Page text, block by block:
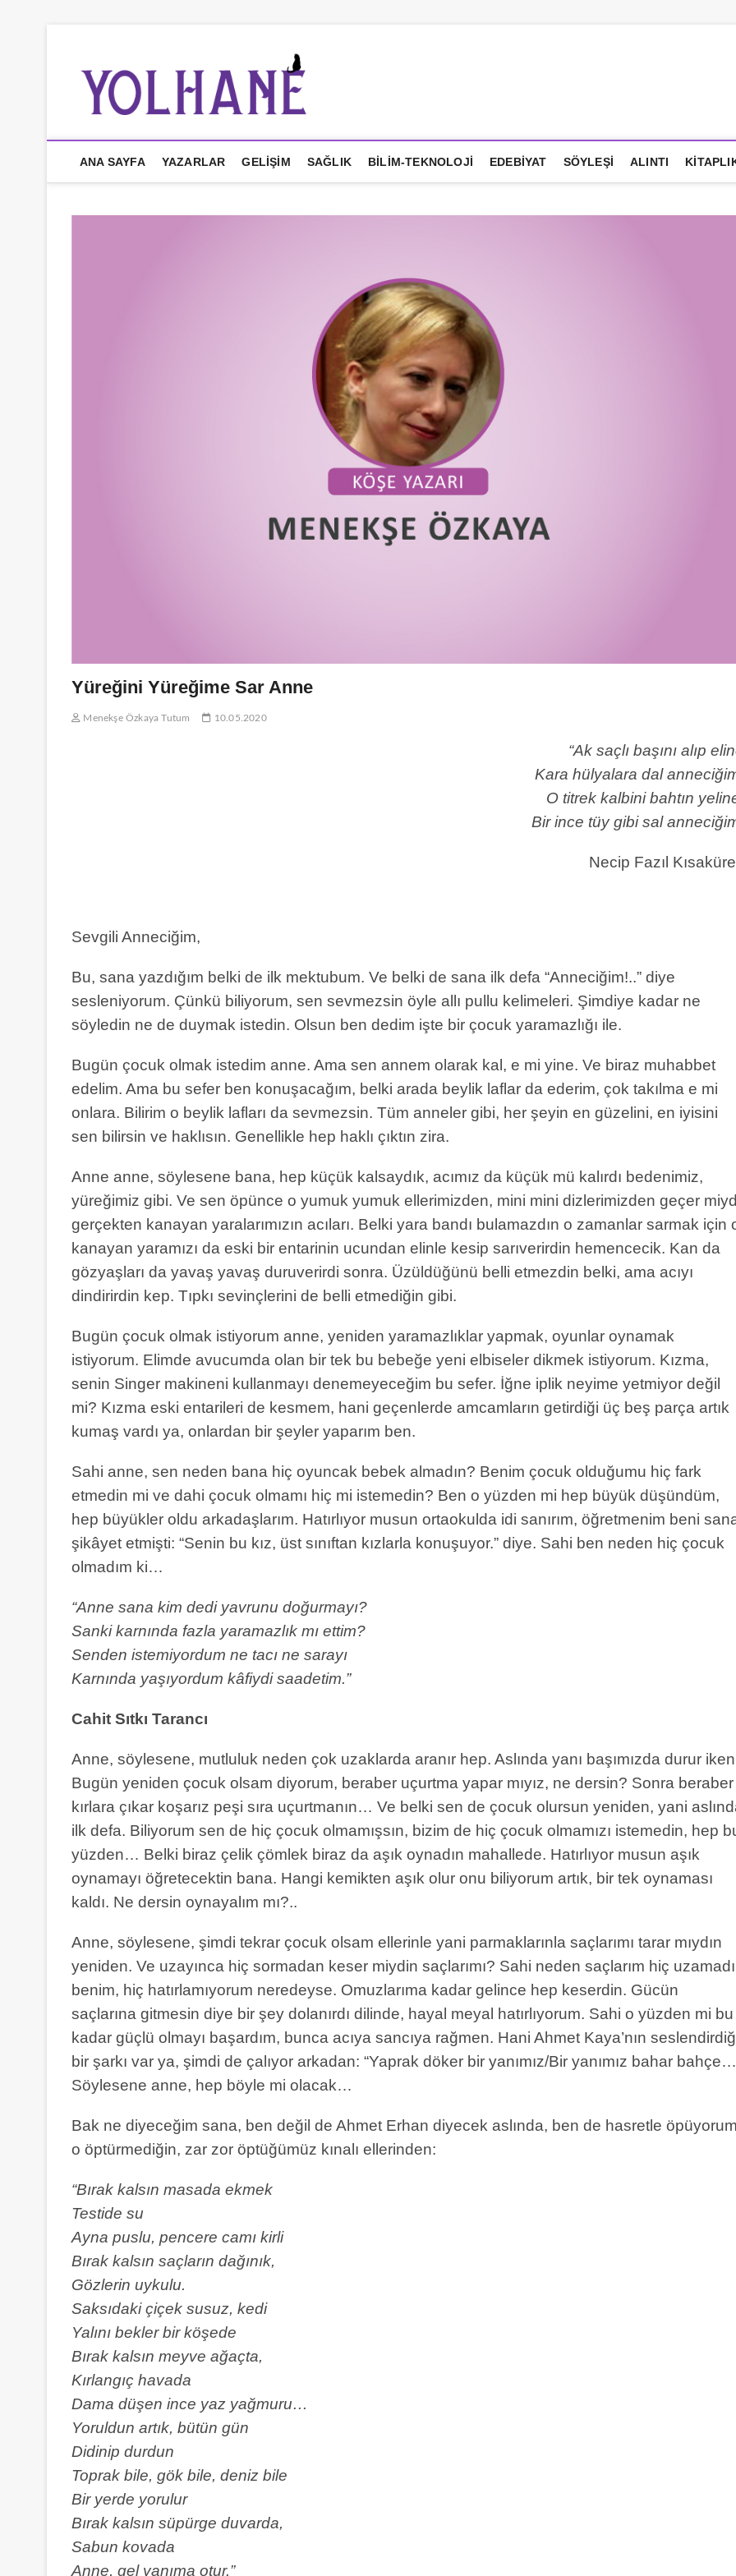
ANA SAYFA YAZARLAR GELIŞIM SAĞLIK BILIM-TEKNOLOJI EDEBIYAT SÖYLEŞI ALINTI
Yüreğini Yüreğime Sar Anne
Menekşe Özkaya Tutum 10.05.2020
“Ak saçlı başını alıp
Kara hülyalara dal
O titrek kalbini bahtın
Bir ince tüy gibi sal
Necip Fazıl
Sevgili Anneciğim,
Bu, sana yazdığım belki de ilk mektubum. Ve belki de sana ilk defa “Anneciğim!..” diye
sesleniyorum. Çünkü biliyorum, sen sevmezsin öyle allı pullu kelimeleri. Şimdiye kadar ne
söyledin ne de duymak istedin. Olsun ben dedim işte bir çocuk yaramazlığı ile.
Bugün çocuk olmak istedim anne. Ama sen annem olarak kal, e mi yine. Ve biraz muhabbet
edelim. Ama bu sefer ben konuşacağım, belki arada beylik laflar da ederim, çok takılma e mi
onlara. Bilirim o beylik lafları da sevmezsin. Tüm anneler gibi, her şeyin en güzelini, en iyisini
sen bilirsin ve haklısın. Genellikle hep haklı çıktın zira.
Anne anne, söylesene bana, hep küçük kalsaydık, acımız da küçük mü kalırdı bedenimiz,
yüreğimiz gibi. Ve sen öpünce o yumuk yumuk ellerimizden, mini mini dizlerimizden geçer
gerçekten kanayan yaralarımızın acıları. Belki yara bandı bulamazdın o zamanlar sarmak için
kanayan yaramızı da eski bir entarinin ucundan elinle kesip sarıverirdin hemencecik. Kan da
gözyaşları da yavaş yavaş duruverirdi sonra. Üzüldüğünü belli etmezdin belki, ama acıyı
dindirirdin kep. Tıpkı sevinçlerini de belli etmediğin gibi.
Bugün çocuk olmak istiyorum anne, yeniden yaramazlıklar yapmak, oyunlar oynamak
istiyorum. Elimde avucumda olan bir tek bu bebeğe yeni elbiseler dikmek istiyorum. Kızma,
senin Singer makineni kullanmayı denemeyeceğim bu sefer. İğne iplik neyime yetmiyor değil
mi? Kızma eski entarileri de kesmem, hani geçenlerde amcamların getirdiği üç beş parça artık
kumaş vardı ya, onlardan bir şeyler yaparım ben.
Sahi anne, sen neden bana hiç oyuncak bebek almadın? Benim çocuk olduğumu hiç fark
etmedin mi ve dahi çocuk olmamı hiç mi istemedin? Ben o yüzden mi hep büyük düşündüm,
hep büyükler oldu arkadaşlarım. Hatırlıyor musun ortaokulda idi sanırım, öğretmenim beni
şikâyet etmişti: “Senin bu kız, üst sınıftan kızlarla konuşuyor.” diye. Sahi ben neden hiç çocuk
olmadım ki…
“Anne sana kim dedi yavrunu doğurmayı?
Sanki karnında fazla yaramazlık mı ettim?
Senden istemiyordum ne tacı ne sarayı
Karnında yaşıyordum kâfiydi saadetim.”
Cahit Sıtkı Tarancı
Anne, söylesene, mutluluk neden çok uzaklarda aranır hep. Aslında yanı başımızda durur
Bugün yeniden çocuk olsam diyorum, beraber uçurtma yapar mıyız, ne dersin? Sonra beraber
kırlara çıkar koşarız peşi sıra uçurtmanın… Ve belki sen de çocuk olursun yeniden, yani
ilk defa. Biliyorum sen de hiç çocuk olmamışsın, bizim de hiç çocuk olmamızı istemedin, hep
yüzden… Belki biraz çelik çömlek biraz da aşık oynadın mahallede. Hatırlıyor musun aşık
oynamayı öğretecektin bana. Hangi kemikten aşık olur onu biliyorum artık, bir tek oynaması
kaldı. Ne dersin oynayalım mı?..
Anne, söylesene, şimdi tekrar çocuk olsam ellerinle yani parmaklarınla saçlarımı tarar mıydın
yeniden. Ve uzayınca hiç sormadan keser miydin saçlarımı? Sahi neden saçlarım hiç uzamadı
benim, hiç hatırlamıyorum neredeyse. Omuzlarıma kadar gelince hep keserdin. Gücün
saçlarına gitmesin diye bir şey dolanırdı dilinde, hayal meyal hatırlıyorum. Sahi o yüzden mi bu
kadar güçlü olmayı başardım, bunca acıya sancıya rağmen. Hani Ahmet Kaya’nın
bir şarkı var ya, şimdi de çalıyor arkadan: “Yaprak döker bir yanımız/Bir yanımız bahar
Söylesene anne, hep böyle mi olacak…
Bak ne diyeceğim sana, ben değil de Ahmet Erhan diyecek aslında, ben de hasretle öpüyorum
o öptürmediğin, zar zor öptüğümüz kınalı ellerinden:
“Bırak kalsın masada ekmek
Testide su
Ayna puslu, pencere camı kirli
Bırak kalsın saçların dağınık,
Gözlerin uykulu.
Saksıdaki çiçek susuz, kedi
Yalını bekler bir köşede
Bırak kalsın meyve ağaçta,
Kırlangıç havada
Dama düşen ince yaz yağmuru…
Yoruldun artık, bütün gün
Didinip durdun
Toprak bile, gök bile, deniz bile
Bir yerde yorulur
Bırak kalsın süpürge duvarda,
Sabun kovada
Anne, gel yanıma otur.”